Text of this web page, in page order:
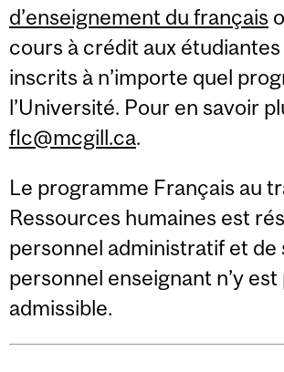
d’enseignement du français
cours à crédit aux
inscrits à n’importe quel
l’Université. Pour en savoir
flc@mcgill.ca.
Le programme Français au
Ressources humaines est
personnel administratif et de
personnel enseignant n’y est
admissible.